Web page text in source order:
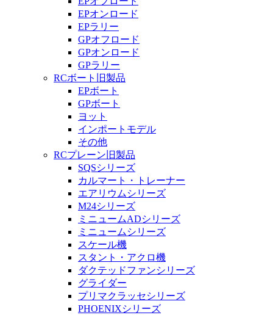
EPオンロード
EPラリー
GPオフロード
GPオンロード
GPラリー
RCボート旧製品
EPボート
GPボート
ヨット
インポートモデル
その他
RCプレーン旧製品
SQSシリーズ
カルマート・トレーナー
エアリウムシリーズ
M24シリーズ
ミニュームADシリーズ
ミニュームシリーズ
スケール機
スタント・アクロ機
ダクテッドファンシリーズ
グライダー
プリマクラッセシリーズ
PHOENIXシリーズ